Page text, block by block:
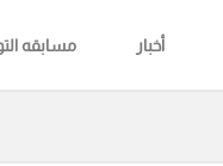
أخبار مسابقه